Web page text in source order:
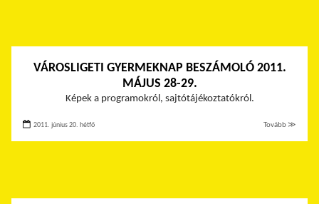
VÁROSLIGETI GYERMEKNAP BESZÁMOLÓ 2011.
MÁJUS 28-29.
Képek a programokról, sajtótájékoztatókról.
2011. június 20. hétfő Tovább ≫